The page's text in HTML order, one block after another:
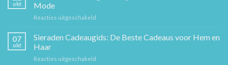
okt
Mode
Reacties uitgeschakeld
Gouden
Ketting:
07
okt
Sieraden Cadeaugids: De Beste Cadeaus voor Hem en
Haar
Reacties uitgeschakeld